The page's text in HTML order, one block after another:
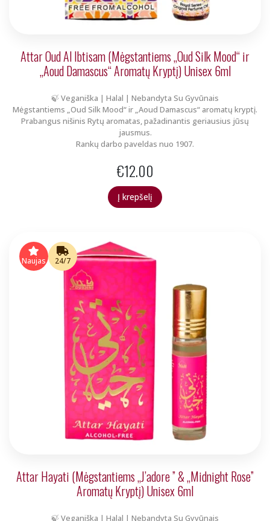
Attar Oud Al Ibtisam (Mėgstantiems „Oud Silk Mood“ ir
„Aoud Damascus“ Aromatų Kryptį) Unisex 6ml
🍃 Veganiška | Halal | Nebandyta Su Gyvūnais
Mėgstantiems „Oud Silk Mood“ ir „Aoud Damascus“ aromatų kryptį.
Prabangus nišinis Rytų aromatas, pažadinantis geriausius jūsų
jausmus.
Rankų darbo paveldas nuo 1907.
€12.00
Į krepšelį
Naujas 24/7
Attar Hayati (Mėgstantiems „J’adore ” & „Midnight Rose”
Aromatų Kryptį) Unisex 6ml
🍃 Veganiška | Halal | Nebandyta Su Gyvūnais